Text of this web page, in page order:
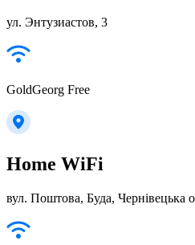
ул. Энтузиастов, 3
GoldGeorg Free
Home WiFi
вул. Поштова, Буда, Чернівецька